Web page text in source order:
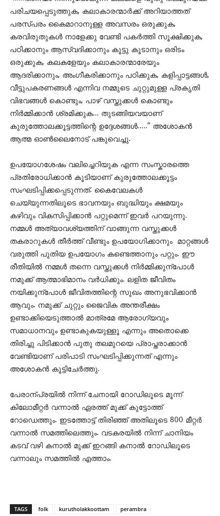
പരിചയപ്പെടുത്തുക, കലാകാരന്മാർക്ക് അറിയാത്തത്
പരസ്പരം കൈമാറാനുള്ള അവസരം ഒരുക്കുക,
കരവിരുതുകൾ നാളേക്കു വേണ്ടി പകർത്തി സൂക്ഷിക്കുക,
പഠിക്കാനും ആസ്വദിക്കാനും കൂട്ടു കൂടാനും ഒരിടം
ഒരുക്കുക, കലകളേയും കലാകാരന്മാരേയും
ആദരിക്കാനും, അംഗീകരിക്കാനും പഠിക്കുക, കളിപ്പാട്ടങ്ങൾ,
വീട്ടുപകരണങ്ങൾ എന്നിവ നമ്മുടെ ചുറ്റുമുള്ള പ്രകൃതി
വിഭവങ്ങൾ കൊണ്ടും, പാഴ് വസ്തുക്കൾ കൊണ്ടും
നിർമ്മിക്കാൻ ശ്രമിക്കുക… തുടങ്ങിയവയാണ്
കുരുത്തോലക്കൂട്ടത്തിന്റെ ഉദ്ദേശങ്ങള്‍…..” അശോകന്‍
ആത്മ ഓണ്‍ലൈനോട് പങ്കുവെച്ചു.
ഉപയോഗശേഷം വലിച്ചെറിയുക എന്ന സംസ്കാരത്തെ
പ്രതിരോധിക്കാന്‍ കൂടിയാണ് കുരുത്തോലക്കൂട്ടം
സംഘടിപ്പിക്കപ്പെടുന്നത്. കൈവേലകള്‍
ചെയ്യുന്നതിലൂടെ ഭാവനയും ബുദ്ധിയും ക്ഷമയും
കഴിവും വികസിപ്പിക്കാൻ പറ്റുമെന്ന് ഇവര്‍ പറയുന്നു.
നമ്മള്‍ അത്യാവശ്യത്തിന് വാങ്ങുന്ന വസ്തുക്കൾ
തകരാറുകൾ തീർത്ത് വീണ്ടും ഉപയോഗിക്കാനും മാറ്റങ്ങൾ
വരുത്തി പുതിയ ഉപയോഗം കണ്ടെത്താനും പറ്റും. ഈ
രീതിയില്‍ നമ്മള്‍ തന്നെ വസ്തുക്കള്‍ നിര്‍മ്മിക്കുന്പോള്‍
നമുക്ക് ആത്മാഭിമാനം വര്‍ധിക്കും. ലളിത ജീവിതം
നയിക്കുന്പോള്‍ ജീവിതത്തിന്റെ സുഖം അനുഭവിക്കാന്‍
ആവും. നമുക്ക് ചുറ്റും ജൈവിക അന്തരീക്ഷം
ഉണ്ടാക്കിയെടുത്താല്‍ മാത്രമേ ആരോഗ്യവും
സമാധാനവും ഉണ്ടാകുകയുള്ളൂ എന്നും അതൊക്കെ
തിരിച്ചു പിടിക്കാന്‍ പുതു തലമുറയെ പ്രാപ്തരാക്കാന്‍
വേണ്ടിയാണ് പരിപാടി സംഘടിപ്പിക്കുന്നത് എന്നും
അശോകന്‍ കൂട്ടിചേര്‍ത്തു.
പേരാന്പ്രയില്‍ നിന്ന് ചേനായി റോഡിലൂടെ മൂന്ന്
കിലോമീറ്റർ വന്നാൽ ഏരത്ത് മുക്ക് കുട്ടോത്ത്
റോഡെത്തും. ഇടത്തോട്ട് തിരിഞ്ഞ് അതിലൂടെ 800 മീറ്റർ
വന്നാൽ സമത്തിലെത്തും. വടകരയില്‍ നിന്ന് ചാനിയം
കടവ് വഴി കനാല്‍ മുക്ക് ഇറങ്ങി കനാല്‍ റോഡിലൂടെ
വന്നാലും സമത്തില്‍ എത്താം.
TAGS folk kurutholakkoottam perambra